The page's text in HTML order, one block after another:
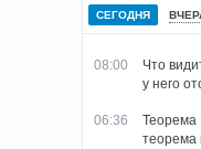
СЕГОДНЯ
08:00
Что
у него
06:36
Теорема
теорема